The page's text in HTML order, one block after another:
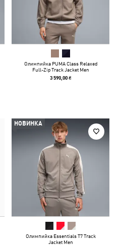
Олимпийка PUMA Class Relaxed
Full-Zip Track Jacket Men
3 590,00 ₴
НОВИНКА
Олимпийка Essentials T7 Track
Jacket Men